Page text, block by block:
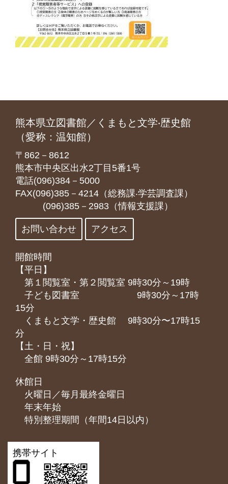
熊本県立図書館／くまもと文学‧歴史館
（愛称：温知館）
〒862－8612
熊本市中央区出水2丁目5番1号
電話(096)384－5000
FAX(096)385－4214（総務課‧学芸調査課）
(096)385－2983（情報支援課）
お問い合わせ アクセス
開館時間
【平日】
第１閲覧室・第２閲覧室 9時30分～19時
子ども図書室 9時30分～17時
15分
くまもと⽂学・歴史館 9時30分〜17時15
分
【土・日・祝】
全館 9時30分～17時15分
休館日
火曜日／毎月最終金曜日
年末年始
特別整理期間（年間14日以内）
携帯サイト